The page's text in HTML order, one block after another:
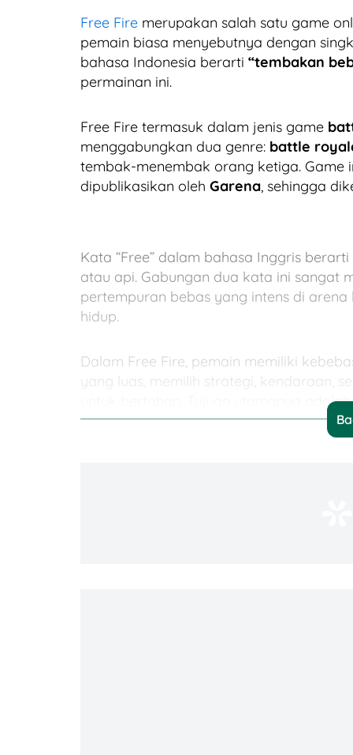
Free Fire merupakan salah satu game
pemain biasa menyebutnya dengan
bahasa Indonesia berarti “tembakan
permainan ini.
Free Fire termasuk dalam jenis game
menggabungkan dua genre: battle
tembak-menembak orang ketiga. Game
dipublikasikan oleh Garena, sehingga
Kata “Free” dalam bahasa Inggris
atau api. Gabungan dua kata ini sangat
pertempuran bebas yang intens di
hidup.
Dalam Free Fire, pemain memiliki
yang luas, memilih strategi, kendaraan,
untuk bertahan. Tujuan utamanya